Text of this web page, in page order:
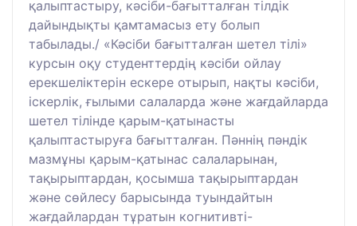
қалыптастыру, кәсіби-бағытталған тілдік
дайындықты қамтамасыз ету болып
табылады./ «Кәсіби бағытталған шетел тілі»
курсын оқу студенттердің кәсіби ойлау
ерекшеліктерін ескере отырып, нақты кәсіби,
іскерлік, ғылыми салаларда және жағдайларда
шетел тілінде қарым-қатынасты
қалыптастыруға бағытталған. Пәннің пәндік
мазмұны қарым-қатынас салаларынан,
тақырыптардан, қосымша тақырыптардан
және сөйлесу барысында туындайтын
жағдайлардан тұратын когнитивті-